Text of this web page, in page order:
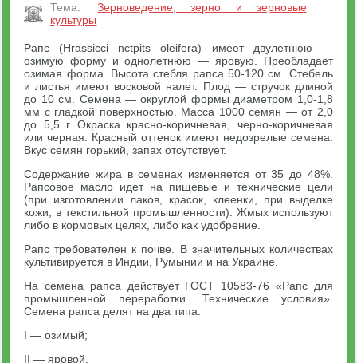
Тема:
Зерноведение, зерно и зерновые
культуры
Рапс (Hrassicci nctpits oleifera) имеет двулетнюю —
озимую форму и однолетнюю — яровую. Преобладает
озимая форма. Высота стебля рапса 50-120 см. Стебель
и листья имеют восковой налет. Плод — стручок длиной
до 10 см. Семена — округлой формы диаметром 1,0-1,8
мм с гладкой поверхностью. Масса 1000 семян — от 2,0
до 5,5 г Окраска красно-коричневая, черно-коричневая
или черная. Красный оттенок имеют недозрелые семена.
Вкус семян горький, запах отсутствует.
Содержание жира в семенах изменяется от 35 до 48%.
Рапсовое масло идет на пищевые и технические цели
(при изготовлении лаков, красок, клеенки, при выделке
кожи, в текстильной промышленности). Жмых используют
либо в кормовых целях, либо как удобрение.
Рапс требователен к почве. В значительных количествах
культивируется в Индии, Румынии и на Украине.
На семена рапса действует ГОСТ 10583-76 «Рапс для
промышленной переработки. Технические условия».
Семена рапса делят на два типа:
I — озимый;
II — яровой.